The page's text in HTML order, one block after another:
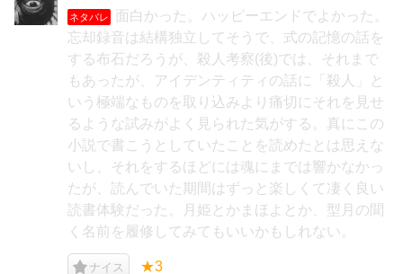
ネタバレ
面白かった。ハッピーエンドでよかった。
忘却録音は結構独立してそうで、式の記憶の話を
する布石だろうが、殺人考察(後)では、それまで
もあったが、アイデンティティの話に「殺人」と
いう極端なものを取り込みより痛切にそれを見せ
るような試みがよく見られた気がする。真にこの
小説で書こうとしていたことを読めたとは思えな
いし、それをするほどには魂にまでは響かなかっ
たが、読んでいた期間はずっと楽しくて凄く良い
読書体験だった。月姫とかまほよとか、型月の聞
く名前を履修してみてもいいかもしれない。
ナイス ★3